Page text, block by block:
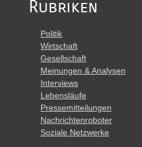
Rubriken
Politik
Wirtschaft
Gesellschaft
Meinungen & Analysen
Interviews
Lebensläufe
Pressemitteilungen
Nachrichtenroboter
Soziale Netzwerke